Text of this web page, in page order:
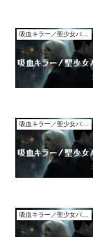
吸血キラー／聖少女バフィー